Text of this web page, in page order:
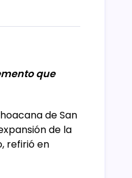
que
de San
de la
refirió en